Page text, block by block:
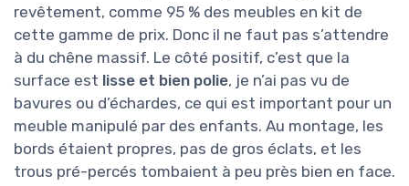
revêtement, comme 95 % des meubles en kit de
cette gamme de prix. Donc il ne faut pas s’attendre
à du chêne massif. Le côté positif, c’est que la
surface est lisse et bien polie, je n’ai pas vu de
bavures ou d’échardes, ce qui est important pour un
meuble manipulé par des enfants. Au montage, les
bords étaient propres, pas de gros éclats, et les
trous pré-percés tombaient à peu près bien en face.